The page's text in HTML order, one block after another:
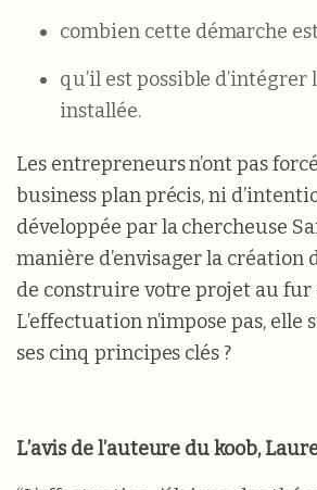
combien cette démarche
qu’il est possible
installée.
Les entrepreneurs n’ont pas
business plan précis, ni
développée par la chercheuse
manière d’envisager la création
de construire votre projet au fur
L’effectuation n’impose pas,
ses cinq principes clés ?
L’avis de l’auteure du koob,